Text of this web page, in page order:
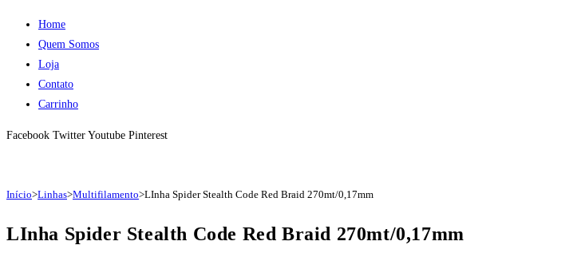
Home
Quem Somos
Loja
Contato
Carrinho
Facebook Twitter Youtube Pinterest
Início>Linhas>Multifilamento>LInha Spider Stealth Code Red Braid 270mt/0,17mm
LInha Spider Stealth Code Red Braid 270mt/0,17mm